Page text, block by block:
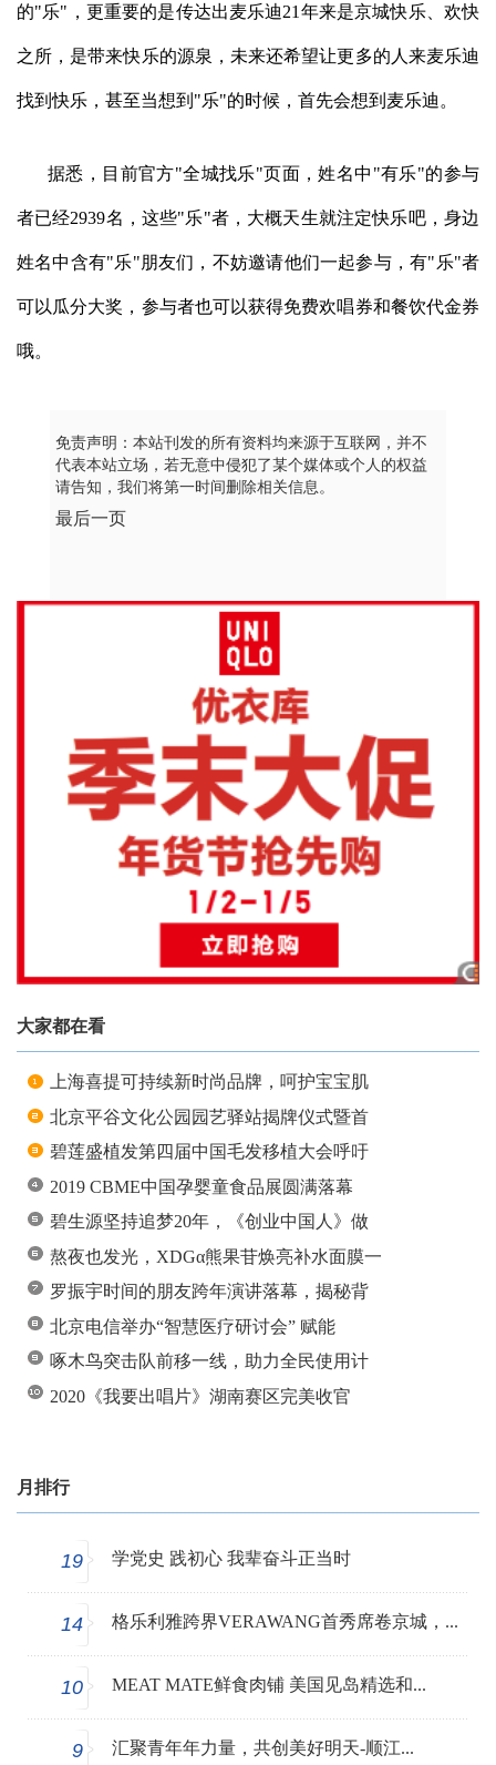
的"乐"，更重要的是传达出麦乐迪21年来是京城快乐、欢快
之所，是带来快乐的源泉，未来还希望让更多的人来麦乐迪
找到快乐，甚至当想到"乐"的时候，首先会想到麦乐迪。
据悉，目前官方"全城找乐"页面，姓名中"有乐"的参与
者已经2939名，这些"乐"者，大概天生就注定快乐吧，身边
姓名中含有"乐"朋友们，不妨邀请他们一起参与，有"乐"者
可以瓜分大奖，参与者也可以获得免费欢唱券和餐饮代金券
哦。
免责声明：本站刊发的所有资料均来源于互联网，并不
代表本站立场，若无意中侵犯了某个媒体或个人的权益
请告知，我们将第一时间删除相关信息。
最后一页
大家都在看
上海喜提可持续新时尚品牌，呵护宝宝肌
北京平谷文化公园园艺驿站揭牌仪式暨首
碧莲盛植发第四届中国毛发移植大会呼吁
2019 CBME中国孕婴童食品展圆满落幕
碧生源坚持追梦20年，《创业中国人》做
熬夜也发光，XDGα熊果苷焕亮补水面膜一
罗振宇时间的朋友跨年演讲落幕，揭秘背
北京电信举办“智慧医疗研讨会” 赋能
啄木鸟突击队前移一线，助力全民使用计
2020《我要出唱片》湖南赛区完美收官
月排行
19 学党史 践初心 我辈奋斗正当时
14 格乐利雅跨界VERAWANG首秀席卷京城，...
10 MEAT MATE鲜食肉铺 美国见岛精选和...
9 汇聚青年年力量，共创美好明天-顺江...